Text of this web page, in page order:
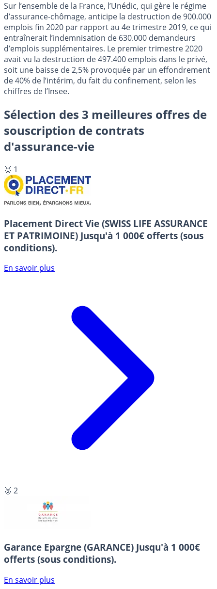
Sur l’ensemble de la France, l’Unédic, qui gère le régime
d’assurance-chômage, anticipe la destruction de 900.000
emplois fin 2020 par rapport au 4e trimestre 2019, ce qui
entraînerait l’indemnisation de 630.000 demandeurs
d’emplois supplémentaires. Le premier trimestre 2020
avait vu la destruction de 497.400 emplois dans le privé,
soit une baisse de 2,5% provoquée par un effondrement
de 40% de l’intérim, du fait du confinement, selon les
chiffres de l’Insee.
Sélection des 3 meilleures offres de
souscription de contrats
d'assurance-vie
🥇 1
Placement Direct Vie (SWISS LIFE ASSURANCE
ET PATRIMOINE) Jusqu'à 1 000€ offerts (sous
conditions).
En savoir plus
🥈 2
Garance Epargne (GARANCE) Jusqu'à 1 000€
offerts (sous conditions).
En savoir plus